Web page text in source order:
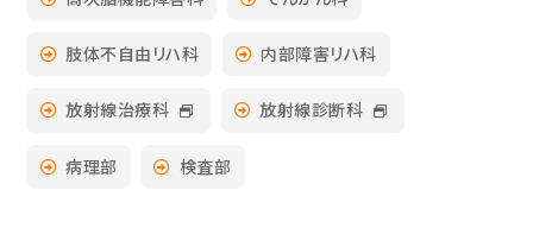
肢体不自由リハ科 内部障害リハ科
放射線治療科 放射線診断科
病理部 検査部